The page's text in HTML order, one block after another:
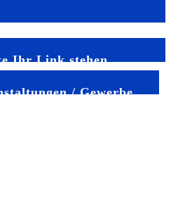
Ihr Link stehen
/ Gewerbe